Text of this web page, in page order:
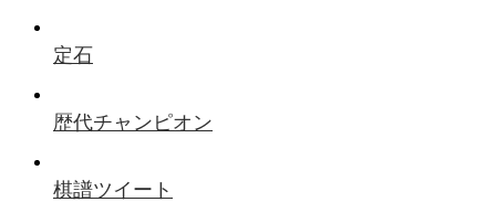
定石
歴代チャンピオン
棋譜ツイート